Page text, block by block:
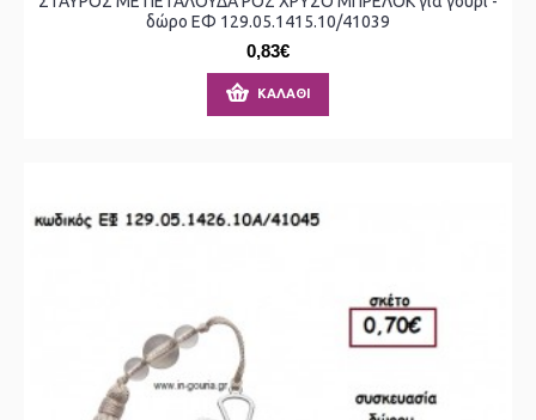
δώρο ΕΦ 129.05.1415.10/41039
0,83€
ΚΑΛΆΘΙ